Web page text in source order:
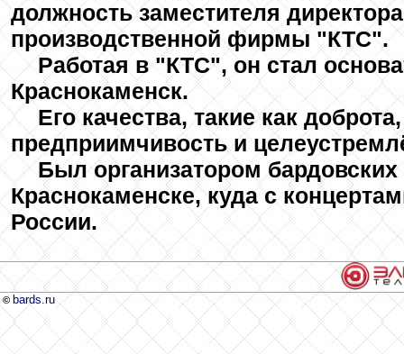
должность заместителя
производственной фирмы "КТС".
Работая в "КТС", он стал
Краснокаменск.
Его качества, такие как
предприимчивость и
Был организатором
Краснокаменске, куда с
России.
© bards.ru